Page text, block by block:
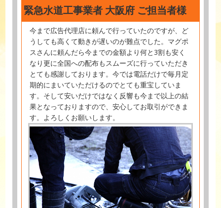
緊急水道工事業者 大阪府 ご担当者様
今まで広告代理店に頼んで行っていたのですが、ど
うしても高くて動きが遅いのが難点でした。マグポ
スさんに頼んだら今までの金額より何と3割も安く
なり更に全国への配布もスムーズに行っていただき
とても感謝しております。今では電話だけで毎月定
期的にまいていただけるのでとても重宝していま
す。そして安いだけではなく反響も今まで以上の結
果となっておりますので、安心してお取引ができま
す。よろしくお願いします。